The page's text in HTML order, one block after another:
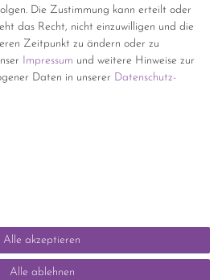
Die Zustimmung kann erteilt oder
das Recht, nicht einzuwilligen und die
Zeitpunkt zu ändern oder zu
Impressum und weitere Hinweise zur
Daten in unserer Daten­schutz­
Alle akzeptieren
Alle ablehnen
Versandkosten
Schrank? Gerne kaufen wir dieses an.
anfordern.
(Dieser Artikel unterliegt gem. § 25a
ein Ausweis der
der Rechnung erfolgt nicht.)
Kontakt